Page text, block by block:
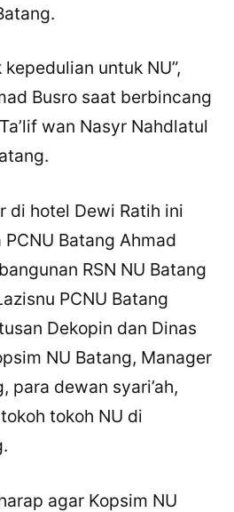
untuk NU”,
Busro saat berbincang
wan Nasyr Nahdlatul
di hotel Dewi Ratih ini
Batang Ahmad
RSN NU Batang
PCNU Batang
Dekopin dan Dinas
NU Batang, Manager
para dewan syari’ah,
tokoh NU di
agar Kopsim NU